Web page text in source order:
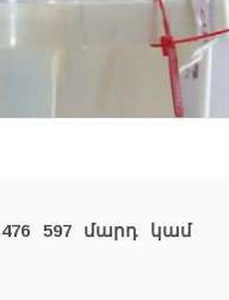
597 մարդ կամ